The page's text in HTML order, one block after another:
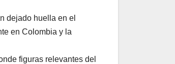
dejado huella en el
en Colombia y la
figuras relevantes del